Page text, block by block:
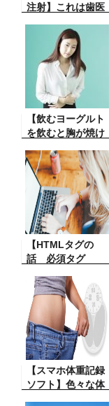
注射】これは歯医
治療をする時に麻
酔をすることがあ
りますが結構痛い
んですよね。それ
が痛くない物があ
ったんです。体験
談。
【飲むヨーグルト
を飲むと胸が焼け
る味がついている
飲むヨーグルト健
康に良いと思って
飲み続けたらどう
もおかしい。
【HTMLタグの
話 必須タグ
上の予約フォーム
などを作成をして
いる時に、必須項
目が必要がある時
その設定
【スマホ体重記録
ソフト】色々な体